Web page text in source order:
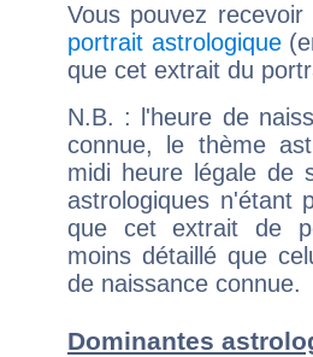
Vous pouvez
portrait astrologique
que cet extrait du
N.B. : l'heure de
connue, le thème
midi heure légale de
astrologiques n'étant
que cet extrait de
moins détaillé que
de naissance connue.
Dominantes